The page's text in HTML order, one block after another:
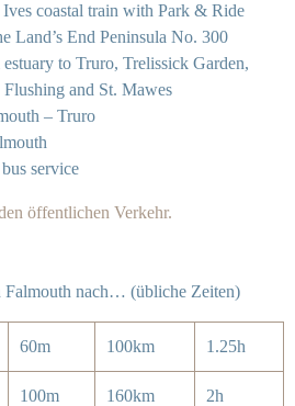
coastal train with Park & Ride
Land’s End Peninsula No. 300
to Truro, Trelissick Garden,
Flushing and St. Mawes
– Truro
service
öffentlichen Verkehr.
nach… (übliche Zeiten)
60m 100km 1.25h
100m 160km 2h